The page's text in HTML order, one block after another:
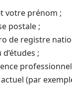
votre prénom ;
postale ;
de registre
;
(par